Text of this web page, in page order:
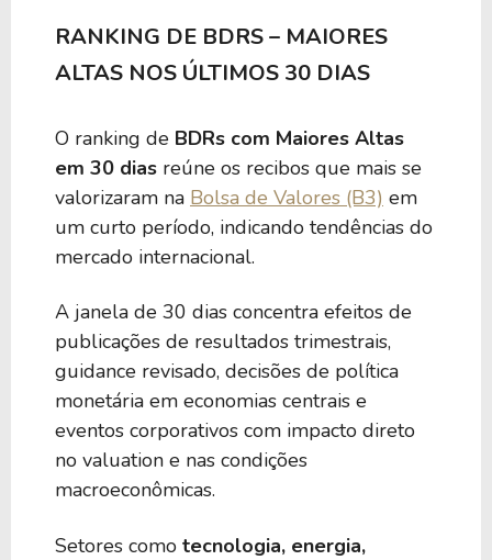
BIYG39 3,43%
SHLD39 3,21% 0,00
3,15% 0,00
BEFA39 2,98% 0,00
BLPA39 2,93% 0,00
RANKING DE BDRS – MAIORES
ALTAS NOS ÚLTIMOS 30 DIAS
O ranking de BDRs com Maiores Altas
em 30 dias reúne os recibos que mais se
valorizaram na Bolsa de Valores (B3) em
um curto período, indicando tendências do
mercado internacional.
A janela de 30 dias concentra efeitos de
publicações de resultados trimestrais,
guidance revisado, decisões de política
monetária em economias centrais e
eventos corporativos com impacto direto
no valuation e nas condições
macroeconômicas.
Setores como tecnologia, energia,